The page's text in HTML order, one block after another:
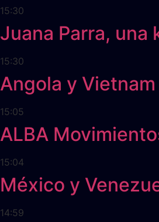
15:30
Juana Parra, una
15:30
Angola y
15:05
ALBA
15:04
México y
14:59